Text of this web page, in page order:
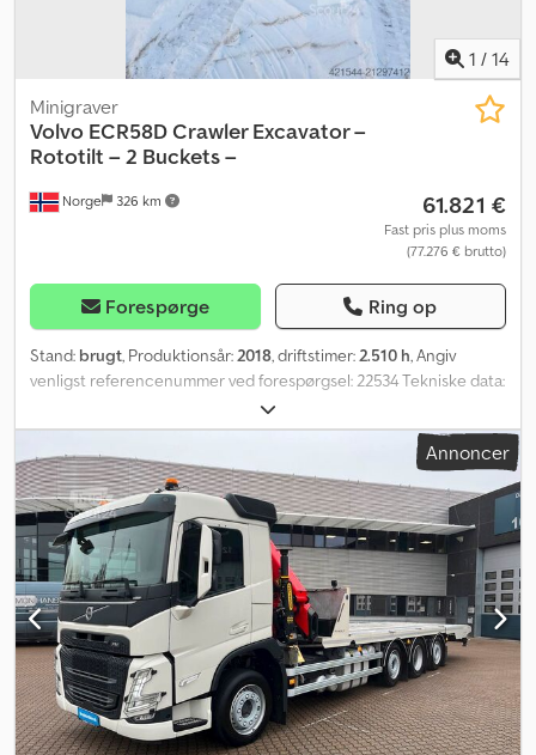
1 / 14
Norge 326 km
Minigraver
Volvo ECR58D Crawler Excavator –
Rototilt – 2 Buckets –
61.821 €
Fast pris plus moms
(77.276 € brutto)
Forespørge Ring op
Stand: brugt, Produktionsår: 2018, driftstimer: 2.510 h, Angiv
venligst referencenummer ved forespørgsel: 22534 Tekniske data:
Årgang: 2018 Driftstimer: ca. 2510 (kan stige) Vægt: 5.808 kg 36,5
kW Centralsmøring Hurtigskifter Undervogn (se billeder)
Kædebredde: 40 cm Planeringsskjold Totalbredde: 200 cm
Engcon Rototilt Graveskovl Større smal skovl Grab
Hydraulikhammer fra 2019 (taget i brug 2020–2021)
Hammerhydraulik Ekstra belysning Dodpfsyl Tkfex Afwewa
Radio/CD Klimaanlæg/AC Servicehistorik hos Volvo samt delvist
udført selv Kan leveres omgående Beskrivelse: Volvo ECR58D fra
2018 med 2510 driftstimer. Sælges med rototilt, 2 skovle,
hydraulikhammer og grab. Klar til brug med det samme.
Driftstimer: 2510 Egenvægt: 5808 kg Bredde: 200 cm Kw: 36,5
Model: ECR58D bæltegraver – rototilt – 2 skovle – mejselhammer
– grab – 2510 timer! = Yderligere information = Drivsystem: Bælter
Serienummer: VCE00C58A0028xxxx Kontakt ATS Norway for
Annoncer